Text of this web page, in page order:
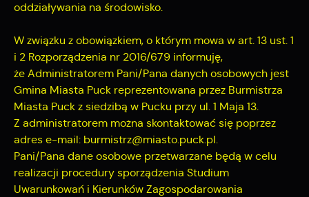
oddziaływania na środowisko.
W związku z obowiązkiem, o którym mowa w art. 13 ust. 1
i 2 Rozporządzenia nr 2016/679 informuję,
że Administratorem Pani/Pana danych osobowych jest
Gmina Miasta Puck reprezentowana przez Burmistrza
Miasta Puck z siedzibą w Pucku przy ul. 1 Maja 13.
Z administratorem można skontaktować się poprzez
adres e-mail: burmistrz@miasto.puck.pl.
Pani/Pana dane osobowe przetwarzane będą w celu
realizacji procedury sporządzenia Studium
Uwarunkowań i Kierunków Zagospodarowania